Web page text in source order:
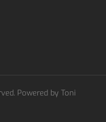
Powered by Toni